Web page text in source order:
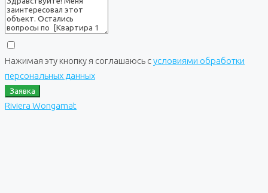
Нажимая эту кнопку я соглашаюсь сусловиями обработки
персональных данных
Заявка
Riviera Wongamat